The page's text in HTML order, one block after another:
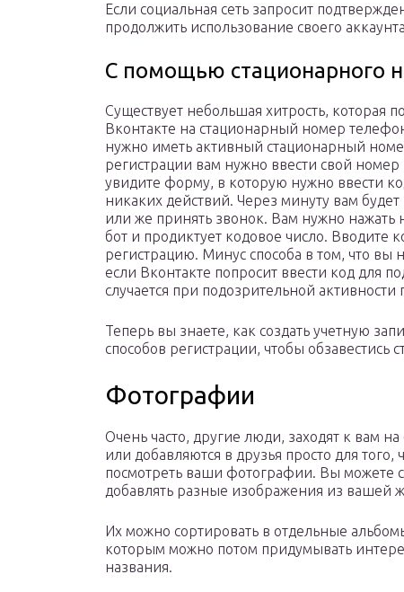
Если социальная сеть запросит
продолжить использование своего
С помощью стационарного
Существует небольшая хитрость, которая
Вконтакте на стационарный номер
нужно иметь активный стационарный
регистрации вам нужно ввести свой
увидите форму, в которую нужно ввести
никаких действий. Через минуту вам
или же принять звонок. Вам нужно нажать
бот и продиктует кодовое число. Вводите
регистрацию. Минус способа в том, что вы
если Вконтакте попросит ввести код для
случается при подозрительной
Теперь вы знаете, как создать учетную
способов регистрации, чтобы обзавестись
Фотографии
Очень часто, другие люди, заходят к вам на
или добавляются в друзья просто для того,
посмотреть ваши фотографии. Вы можете
добавлять разные изображения из вашей
Их можно сортировать в отдельные
которым можно потом придумывать
названия.